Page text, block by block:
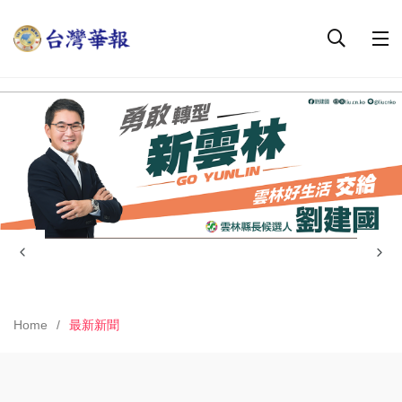
Home 最新新聞